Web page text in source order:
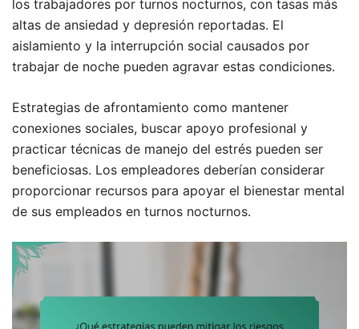
los trabajadores por turnos nocturnos, con tasas más
altas de ansiedad y depresión reportadas. El
aislamiento y la interrupción social causados por
trabajar de noche pueden agravar estas condiciones.
Estrategias de afrontamiento como mantener
conexiones sociales, buscar apoyo profesional y
practicar técnicas de manejo del estrés pueden ser
beneficiosas. Los empleadores deberían considerar
proporcionar recursos para apoyar el bienestar mental
de sus empleados en turnos nocturnos.